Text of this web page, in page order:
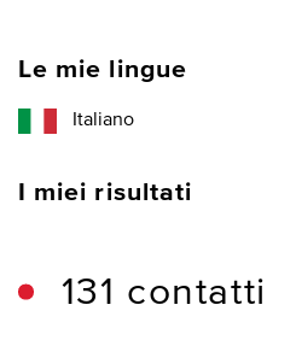
Le mie lingue
Italiano
I miei risultati
131 contatti